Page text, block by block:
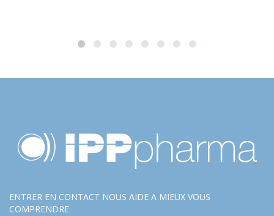
ENTRER EN CONTACT NOUS AIDE A MIEUX VOUS
COMPRENDRE